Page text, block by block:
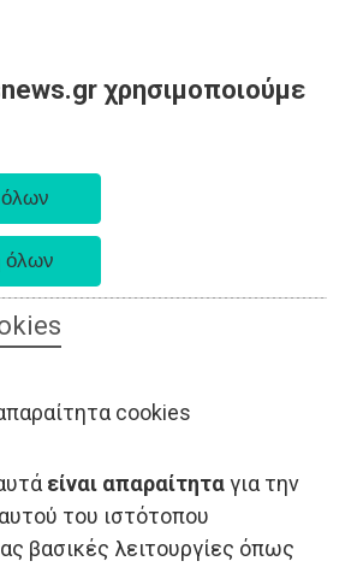
χρησιμοποιούμε
cookies
είναι απαραίτηταγια την
του ιστότοπου
βασικές λειτουργίες όπως